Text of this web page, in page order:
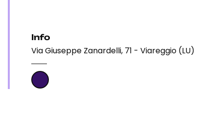
Info
Via Giuseppe Zanardelli, 71 - Viareggio (LU)